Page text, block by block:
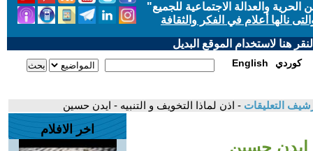
والعدالة الاجتماعية للجميع"
نالها أعلام في الفكر والثقافة
هنا لاستخدام الموقع البديل
English كوردي
التعليقات - اذن لماذا التخويف و التنبيه - ايدن حسين
- ايدن حسين
اخر الافلام